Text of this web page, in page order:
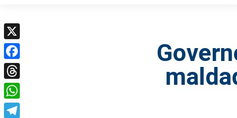
X
Facebook
Threads
WhatsApp